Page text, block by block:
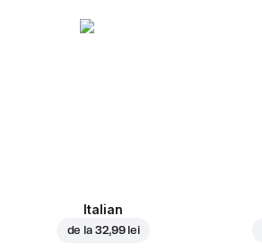
Italian
de la 32,99 lei